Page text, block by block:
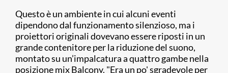
Questo è un ambiente in cui alcuni eventi
dipendono dal funzionamento silenzioso, ma i
proiettori originali dovevano essere riposti in un
grande contenitore per la riduzione del suono,
montato su un’impalcatura a quattro gambe nella
posizione mix Balcony. "Era un po' sgradevole per